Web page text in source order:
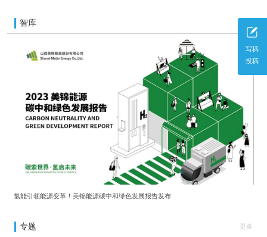
写稿
投稿
智库
氢能引领能源变革！美锦能源碳中和绿色发展报告发布
专题 更多